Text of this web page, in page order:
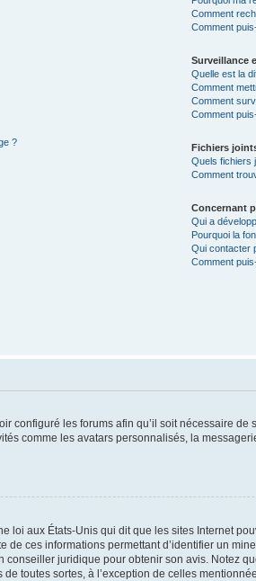
?
Comment
Comment
Surveillance
Quelle est la
Comment
Comment
Comment
Fichiers
Quels fichiers
Comment
Concernant
Qui a
Pourquoi la
Qui contacter
Comment
configuré les forums afin qu’il soit nécessaire
comme les avatars personnalisés, la
loi aux États-Unis qui dit que les sites Internet
ces informations permettant d’identifier un
conseiller juridique pour obtenir son avis. Notez
toutes sortes, à l’exception de celles